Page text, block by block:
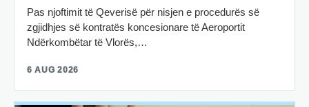
Pas njoftimit të Qeverisë për nisjen e procedurës së
zgjidhjes së kontratës koncesionare të Aeroportit
Ndërkombëtar të Vlorës,…
6 AUG 2026